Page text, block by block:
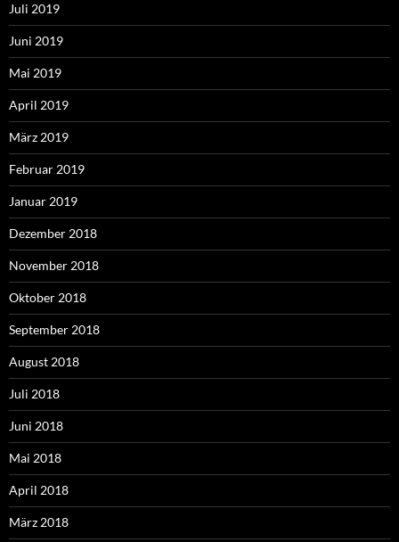
Juli 2019
Juni 2019
Mai 2019
April 2019
März 2019
Februar 2019
Januar 2019
Dezember 2018
November 2018
Oktober 2018
September 2018
August 2018
Juli 2018
Juni 2018
Mai 2018
April 2018
März 2018